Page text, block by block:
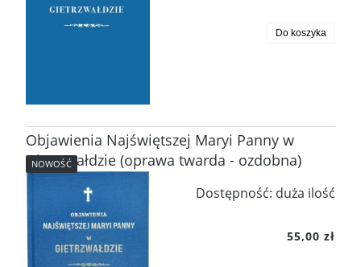
Do koszyka
Objawienia Najświętszej Maryi Panny w
Gietrzwałdzie (oprawa twarda - ozdobna)
Dostępność: duża ilość
55,00 zł
NOWOŚĆ